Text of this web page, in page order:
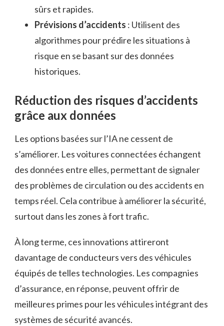
sûrs et rapides.
Prévisions d’accidents : Utilisent des
algorithmes pour prédire les situations à
risque en se basant sur des données
historiques.
Réduction des risques d’accidents
grâce aux données
Les options basées sur l’IA ne cessent de
s’améliorer. Les voitures connectées échangent
des données entre elles, permettant de signaler
des problèmes de circulation ou des accidents en
temps réel. Cela contribue à améliorer la sécurité,
surtout dans les zones à fort trafic.
À long terme, ces innovations attireront
davantage de conducteurs vers des véhicules
équipés de telles technologies. Les compagnies
d’assurance, en réponse, peuvent offrir de
meilleures primes pour les véhicules intégrant des
systèmes de sécurité avancés.